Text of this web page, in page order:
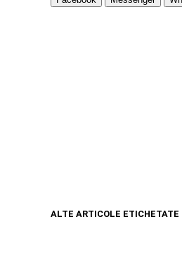
ALTE ARTICOLE ETICHETATE